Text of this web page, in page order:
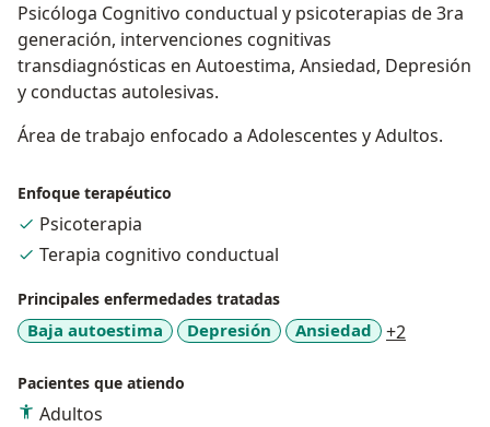
Psicóloga Cognitivo conductual y psicoterapias de 3ra
generación, intervenciones cognitivas
transdiagnósticas en Autoestima, Ansiedad, Depresión
y conductas autolesivas.
Área de trabajo enfocado a Adolescentes y Adultos.
Enfoque terapéutico
Psicoterapia
Terapia cognitivo conductual
Principales enfermedades tratadas
Baja autoestima Depresión Ansiedad +2
Pacientes que atiendo
Adultos